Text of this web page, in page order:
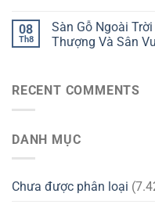
08
Th8
Sàn Gỗ Ngoài
Thượng Và Sân
RECENT COMMENTS
DANH MỤC
Chưa được phân loại